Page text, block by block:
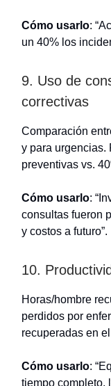
Cómo usarlo:
un 40% los
9. Uso de
correctivas
Comparación
y para urgencias.
preventivas vs.
Cómo usarlo:
consultas fueron
y costos a futuro”.
10.
Horas/hombre
perdidos por
recuperadas en
Cómo usarlo:
tiempo completo,